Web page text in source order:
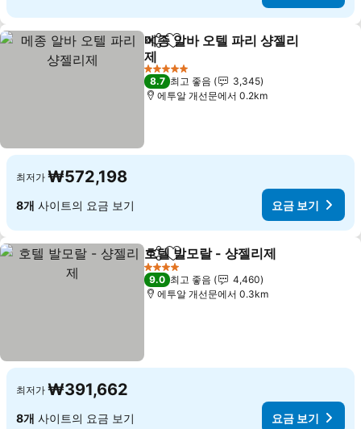
공유 즐겨찾기에 추가
메종 알바 오텔 파리 샹젤리
제
요금 보기
5 성급
8.7 최고 좋음
3,345
에투알 개선문에서 0.2km
최저가 ₩572,198
8개 사이트의 요금 보기 요금 보기
공유 즐겨찾기에 추가
호텔 발모랄 - 샹젤리제
4 성급
9.0 최고 좋음
4,460
에투알 개선문에서 0.3km
최저가 ₩391,662
8개 사이트의 요금 보기 요금 보기